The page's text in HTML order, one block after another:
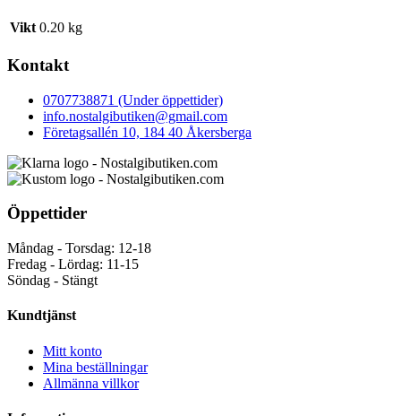
Vikt 0.20 kg
Kontakt
0707738871 (Under öppettider)
info.nostalgibutiken@gmail.com
Företagsallén 10, 184 40 Åkersberga
Öppettider
Måndag - Torsdag: 12-18
Fredag - Lördag: 11-15
Söndag - Stängt
Kundtjänst
Mitt konto
Mina beställningar
Allmänna villkor